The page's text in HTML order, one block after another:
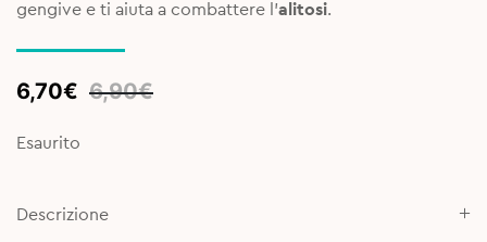
gengive e ti aiuta a combattere l’alitosi.
6,90€
Original
was:
6,70€
Current
is:
Esaurito
Descrizione